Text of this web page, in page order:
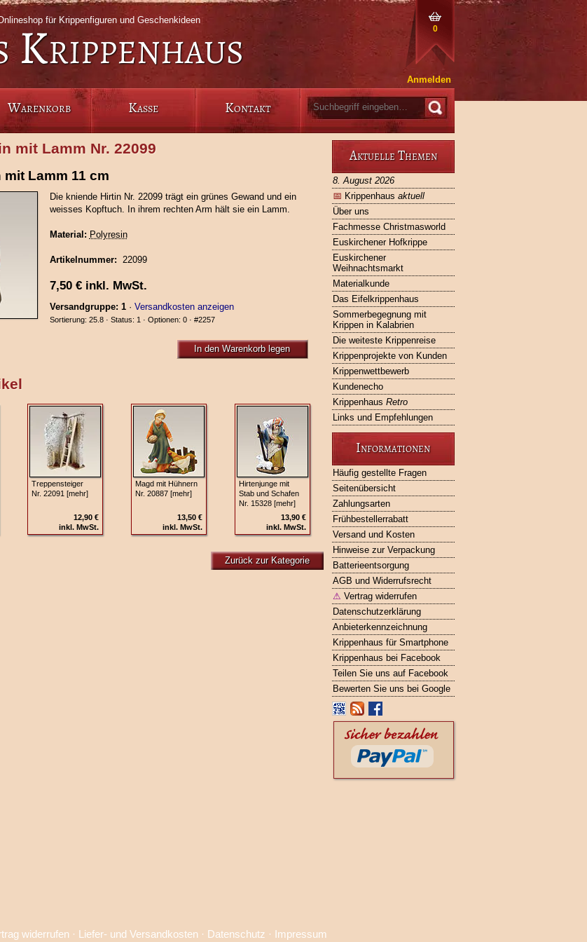
0
für Krippenfiguren und Geschenkideen
Krippenhaus
Anmelden
Warenkorb Kasse Kontakt
Aktuelle Themen
8. August 2026
📅 Krippenhaus aktuell
Über uns
Fachmesse Christmasworld
Euskirchener Hofkrippe
Euskirchener
Weihnachtsmarkt
Materialkunde
Das Eifelkrippenhaus
Sommerbegegnung mit
Krippen in Kalabrien
Die weiteste Krippenreise
Krippenprojekte von Kunden
Krippenwettbewerb
Kundenecho
Krippenhaus Retro
Links und Empfehlungen
Informationen
Häufig gestellte Fragen
Seitenübersicht
Zahlungsarten
Frühbestellerrabatt
Versand und Kosten
Hinweise zur Verpackung
Batterieentsorgung
AGB und Widerrufsrecht
⚠ Vertrag widerrufen
Datenschutzerklärung
Anbieterkennzeichnung
Krippenhaus für Smartphone
Krippenhaus bei Facebook
Teilen Sie uns auf Facebook
Bewerten Sie uns bei Google
mit Lamm Nr. 22099
Lamm 11 cm
Die kniende Hirtin Nr. 22099 trägt ein grünes Gewand und ein
weisses Kopftuch. In ihrem rechten Arm hält sie ein Lamm.
Material: Polyresin
Artikelnummer: 22099
7,50 €inkl. MwSt.
Versandgruppe: 1· Versandkosten anzeigen
Sortierung: 25.8 · Status: 1 · Optionen: 0 · #2257
In den Warenkorb legen
Treppensteiger
Nr. 22091 [mehr]
12,90 €
inkl. MwSt.
Magd mit Hühnern
Nr. 20887 [mehr]
13,50 €
inkl. MwSt.
Hirtenjunge mit
Stab und Schafen
Nr. 15328 [mehr]
13,90 €
inkl. MwSt.
Zurück zur Kategorie
widerrufen · Liefer- und Versandkosten · Datenschutz · Impressum